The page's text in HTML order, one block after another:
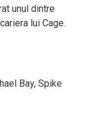
unul dintre
lui Cage.
Bay, Spike